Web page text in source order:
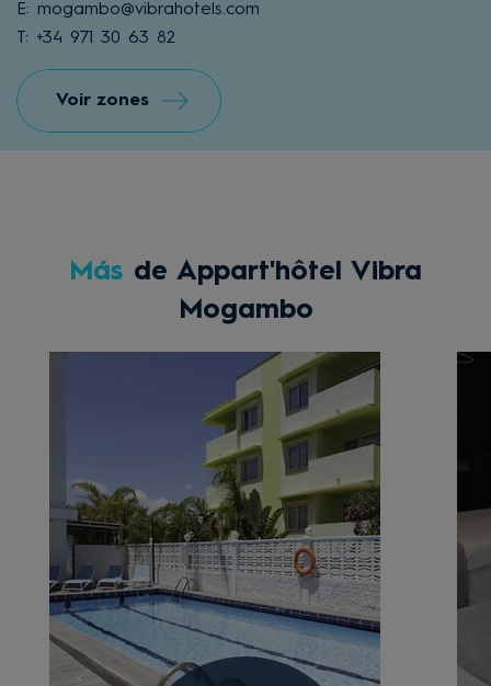
E: mogambo@vibrahotels.com
T: +34 971 30 63 82
Voir zones
Más de Appart'hôtel Vibra
Mogambo